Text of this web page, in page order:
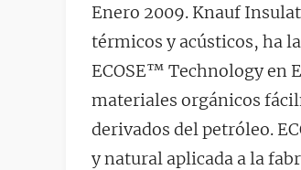
Enero 2009. Knauf
térmicos y acústicos, ha
ECOSE™ Technology en
materiales orgánicos
derivados del petróleo.
y natural aplicada a la